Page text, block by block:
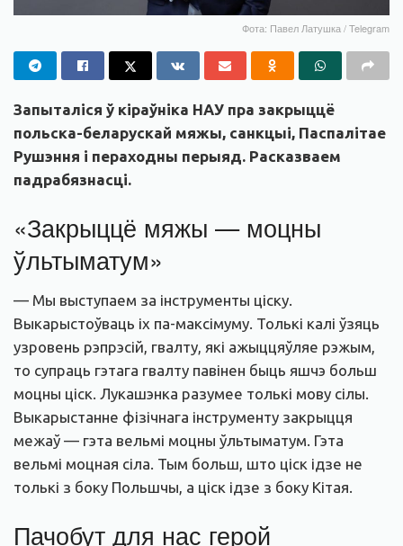
Фота: Павел Латушка / Telegram
Запыталіся ў кіраўніка НАУ пра закрыццё
польска-беларускай мяжы, санкцыі, Паспалітае
Рушэння і пераходны перыяд. Расказваем
падрабязнасці.
«Закрыццё мяжы — моцны
ўльтыматум»
— Мы выступаем за інструменты ціску.
Выкарыстоўваць іх па-максімуму. Толькі калі ўзяць
узровень рэпрэсій, гвалту, які ажыццяўляе рэжым,
то супраць гэтага гвалту павінен быць яшчэ больш
моцны ціск. Лукашэнка разумее толькі мову сілы.
Выкарыстанне фізічнага інструменту закрыцця
межаў — гэта вельмі моцны ўльтыматум. Гэта
вельмі моцная сіла. Тым больш, што ціск ідзе не
толькі з боку Польшчы, а ціск ідзе з боку Кітая.
Пачобут для нас герой